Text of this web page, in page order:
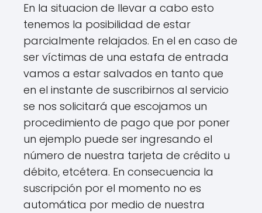
En la situacion de llevar a cabo esto
tenemos la posibilidad de estar
parcialmente relajados. En el en caso de
ser víctimas de una estafa de entrada
vamos a estar salvados en tanto que
en el instante de suscribirnos al servicio
se nos solicitará que escojamos un
procedimiento de pago que por poner
un ejemplo puede ser ingresando el
número de nuestra tarjeta de crédito u
débito, etcétera. En consecuencia la
suscripción por el momento no es
automática por medio de nuestra